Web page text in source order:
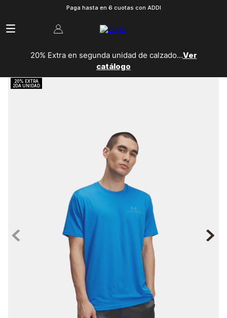
Paga hasta en 6 cuotas con ADDI
20% Extra en segunda unidad de calzado...Ver
catálogo